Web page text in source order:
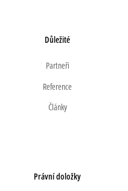
Důležité
Partneři
Reference
Články
Právní doložky